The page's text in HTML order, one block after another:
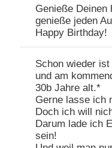
Genieße Deinen
genieße jeden
Happy Birthday!
Schon wieder
und am
30b Jahre alt.*
Gerne lasse ich
Doch ich will
Darum lade ich
sein!